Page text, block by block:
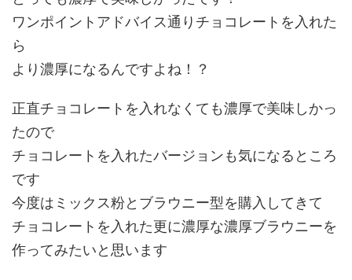
ワンポイントアドバイス通りチョコレートを入れた
ら
より濃厚になるんですよね！？
正直チョコレートを入れなくても濃厚で美味しかっ
たので
チョコレートを入れたバージョンも気になるところ
です
今度はミックス粉とブラウニー型を購入してきて
チョコレートを入れた更に濃厚な濃厚ブラウニーを
作ってみたいと思います